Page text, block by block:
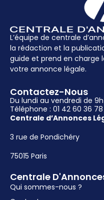
L’équipe de centrale
la rédaction et la
guide et prend en charge
votre annonce légale.
Centrale
Qui sommes-nous ?
Contactez-Nous
Du lundi au vendredi de 9h
Téléphone : 01 42 60 36 78
Centrale d’Annonces
3 rue de Pondichéry
75015 Paris